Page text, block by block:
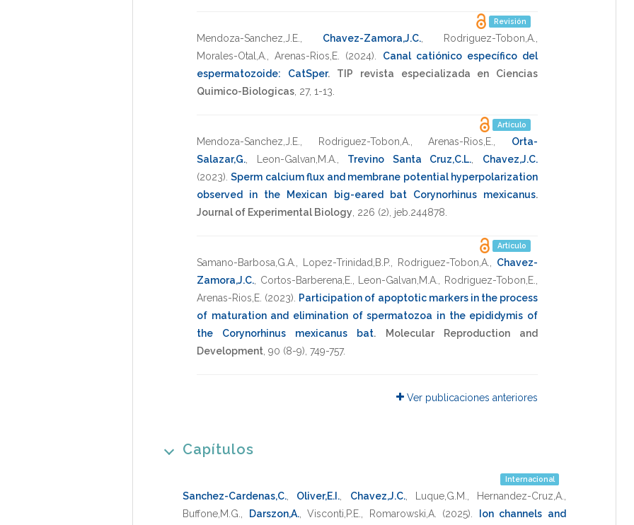
Revisión
Mendoza-Sanchez,J.E. Chavez-Zamora,J.C. Rodriguez-Tobon,A.
Morales-Otal,A.
,Arenas-Rios,E. (2024)
Canal catiónico específico del
espermatozoide: CatSper.
TIP revista especializada en Ciencias
Quimico-Biologicas 27, 1-13
Artículo
Mendoza-Sanchez,J.E. Rodriguez-Tobon,A. ,Arenas-Rios,E.
Orta-
Salazar,G.
Leon-Galvan,M.A. Trevino Santa Cruz,C.L.
Chavez,J.C.
(2023) .Sperm calcium flux and membrane potential hyperpolarization
observed in the Mexican big-eared bat Corynorhinus mexicanus.
Journal of Experimental Biology 226 (2), jeb.244878
Artículo
Samano-Barbosa,G.A. Lopez-Trinidad,B.P. Rodriguez-Tobon,A.
Chavez-
Zamora,J.C.
Cortos-Barberena,E. Leon-Galvan,M.A. Rodriguez-Tobon,E.
Arenas-Rios,E. (2023)
Participation of apoptotic markers in the process
of maturation and elimination of spermatozoa in the epididymis of
the Corynorhinus mexicanus bat.
Molecular Reproduction and
Development 90 (8-9), 749-757.
Ver publicaciones anteriores
Capítulos
Internacional
Sanchez-Cardenas,C. Oliver,E.I. Chavez,J.C., Luque,G.M. Hernandez-Cruz,A.
Buffone,M.G.
Darszon,A.,Visconti,P.E. Romarowski,A. (2025)
Ion channels and